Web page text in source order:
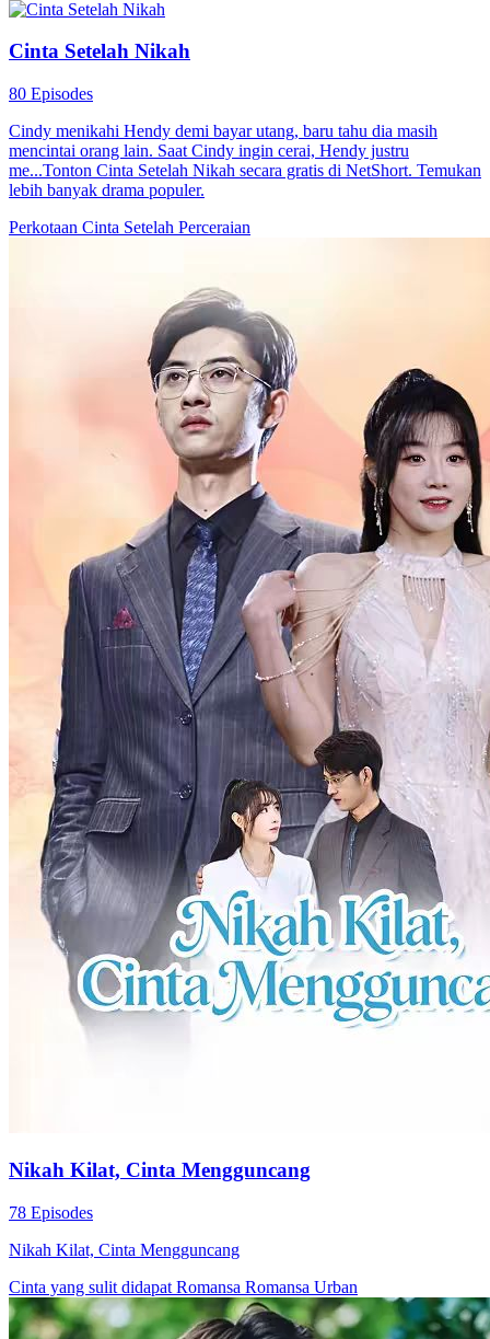
Cinta Setelah Nikah
80 Episodes
Cindy menikahi Hendy demi bayar utang, baru tahu dia masih
mencintai orang lain. Saat Cindy ingin cerai, Hendy justru
me...Tonton Cinta Setelah Nikah secara gratis di NetShort. Temukan
lebih banyak drama populer.
Perkotaan Cinta Setelah Perceraian
Nikah Kilat, Cinta Mengguncang
78 Episodes
Nikah Kilat, Cinta Mengguncang
Cinta yang sulit didapat Romansa Romansa Urban